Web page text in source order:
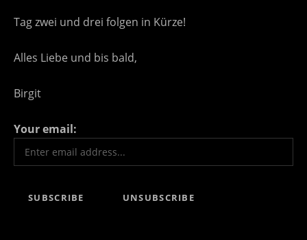
Tag zwei und drei folgen in Kürze!
Alles Liebe und bis bald,
Birgit
Your email: